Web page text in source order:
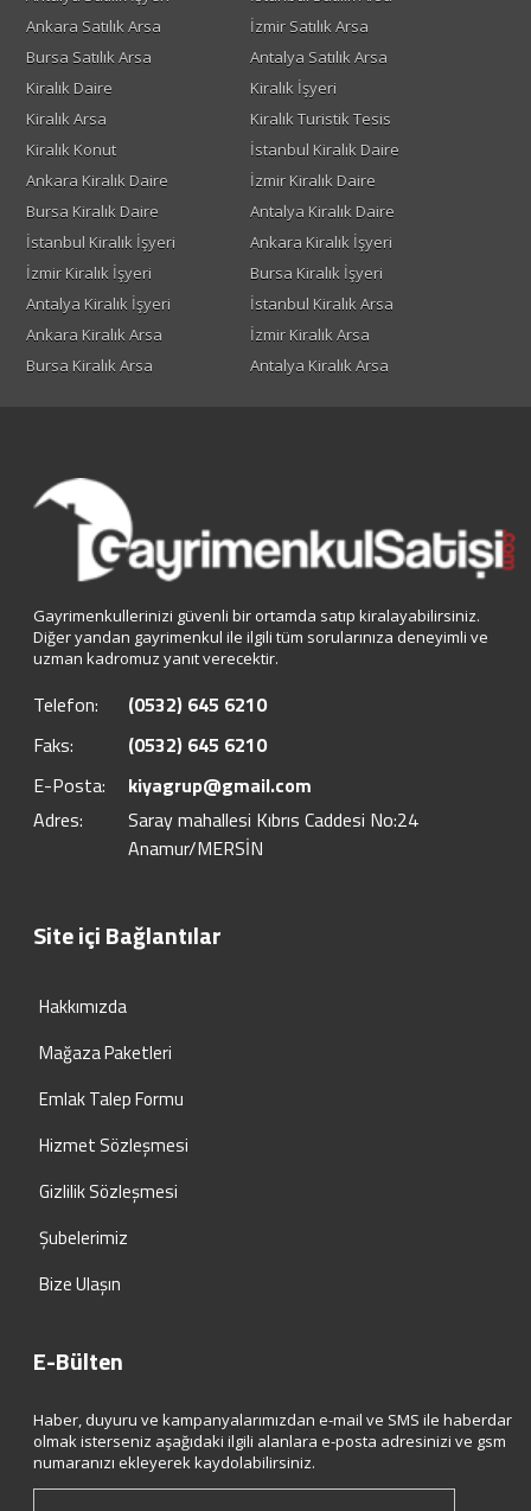
Ankara Satılık Arsa
İzmir Satılık Arsa
Bursa Satılık Arsa
Antalya Satılık Arsa
Kiralık Daire
Kiralık İşyeri
Kiralık Arsa
Kiralık Turistik Tesis
Kiralık Konut
İstanbul Kiralık Daire
Ankara Kiralık Daire
İzmir Kiralık Daire
Bursa Kiralık Daire
Antalya Kiralık Daire
İstanbul Kiralık İşyeri
Ankara Kiralık İşyeri
İzmir Kiralık İşyeri
Bursa Kiralık İşyeri
Antalya Kiralık İşyeri
İstanbul Kiralık Arsa
Ankara Kiralık Arsa
İzmir Kiralık Arsa
Bursa Kiralık Arsa
Antalya Kiralık Arsa
Gayrimenkullerinizi güvenli bir ortamda satıp kiralayabilirsiniz.
Diğer yandan gayrimenkul ile ilgili tüm sorularınıza deneyimli ve
uzman kadromuz yanıt verecektir.
Telefon:
(0532) 645 6210
Faks:
(0532) 645 6210
E-Posta:
kiyagrup@gmail.com
Adres:
Saray mahallesi Kıbrıs Caddesi No:24
Anamur/MERSİN
Site içi Bağlantılar
Hakkımızda
Mağaza Paketleri
Emlak Talep Formu
Hizmet Sözleşmesi
Gizlilik Sözleşmesi
Şubelerimiz
Bize Ulaşın
E-Bülten
Haber, duyuru ve kampanyalarımızdan e-mail ve SMS ile haberdar
olmak isterseniz aşağıdaki ilgili alanlara e-posta adresinizi ve gsm
numaranızı ekleyerek kaydolabilirsiniz.